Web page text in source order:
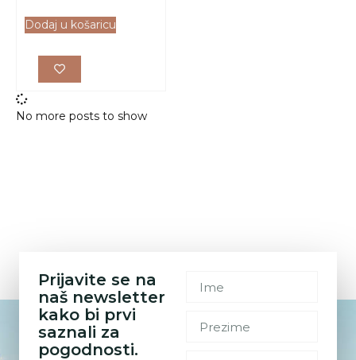
Dodaj u košaricu
No more posts to show
Prijavite se na
naš newsletter
kako bi prvi
saznali za
pogodnosti.